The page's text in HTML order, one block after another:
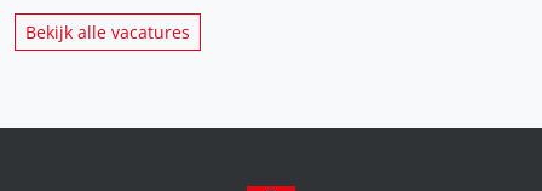
Bekijk alle vacatures